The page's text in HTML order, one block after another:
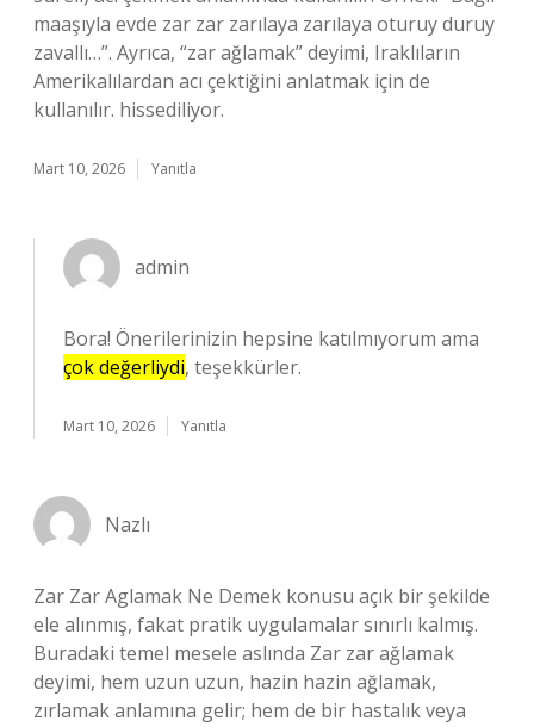
maaşıyla evde zar zar zarılaya zarılaya oturuy duruy
zavallı…”. Ayrıca, “zar ağlamak” deyimi, Iraklıların
Amerikalılardan acı çektiğini anlatmak için de
kullanılır. hissediliyor.
Mart 10, 2026 Yanıtla
admin
Bora! Önerilerinizin hepsine katılmıyorum ama
çok değerliydi, teşekkürler.
Mart 10, 2026 Yanıtla
Nazlı
Zar Zar Aglamak Ne Demek konusu açık bir şekilde
ele alınmış, fakat pratik uygulamalar sınırlı kalmış.
Buradaki temel mesele aslında Zar zar ağlamak
deyimi, hem uzun uzun, hazin hazin ağlamak,
zırlamak anlamına gelir; hem de bir hastalık veya